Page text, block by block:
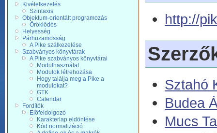
Kivételkezelés
Szintaxis
Objektum-orientált programozás
Öröklődés
Helyesség
Párhuzamosság
A Pike szálkezelése
Szabványos könyvtárak
A Pike szabványos könyvtárai
Modulhasználat
Modulok létrehozása
Hogy találja meg a Pike a
modulokat?
GTK
Calendar
Fordítók
Elõfeldolgozó
Karakterlap eldöntése
Kód normalizáció
http://
Sztahó
Budea
Mucs